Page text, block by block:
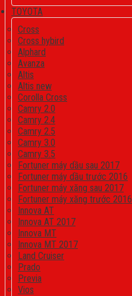
TOYOTA
Cross
Cross hybird
Alphard
Avanza
Altis
Altis new
Corolla Cross
Camry 2.0
Camry 2.4
Camry 2.5
Camry 3.0
Camry 3.5
Fortuner máy dầu sau 2017
Fortuner máy dầu trước 2016
Fortuner máy xăng sau 2017
Fortuner máy xăng trước 2016
Innova AT
Innova AT 2017
Innova MT
Innova MT 2017
Land Cruiser
Prado
Previa
Vios